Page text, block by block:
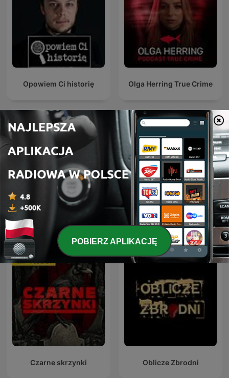
Opowiem Ci historię Olga Herring True Crime
Kryminatorium
Laboratorium zbrodni.
Podcast Crazy Nauka
Czarne skrzynki Oblicze Zbrodni
POBIERZ APLIKACJĘ